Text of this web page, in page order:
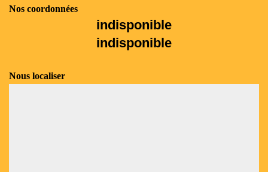
Nos coordonnées
indisponible
indisponible
Nous localiser